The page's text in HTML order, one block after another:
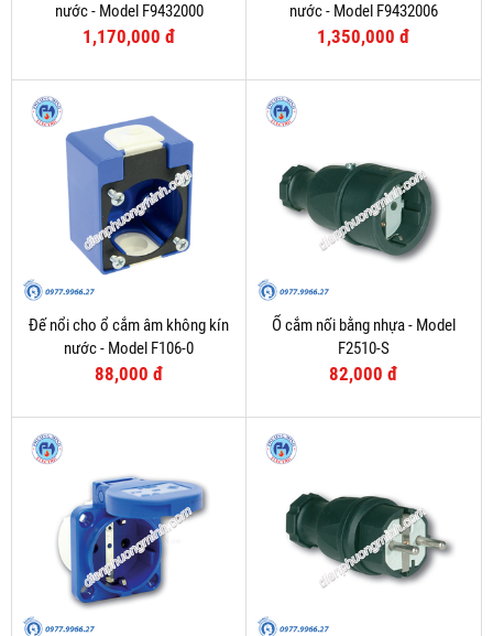
nước - Model F9432000
1,170,000 đ
nước - Model F9432006
1,350,000 đ
Đế nổi cho ổ cắm âm không kín
nước - Model F106-0
88,000 đ
Ổ cắm nối bằng nhựa - Model
F2510-S
82,000 đ